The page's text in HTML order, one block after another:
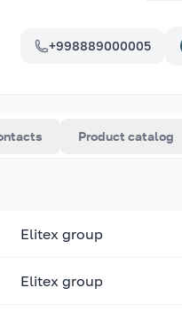
+998889000005
Product catalog
Elitex group
Elitex group